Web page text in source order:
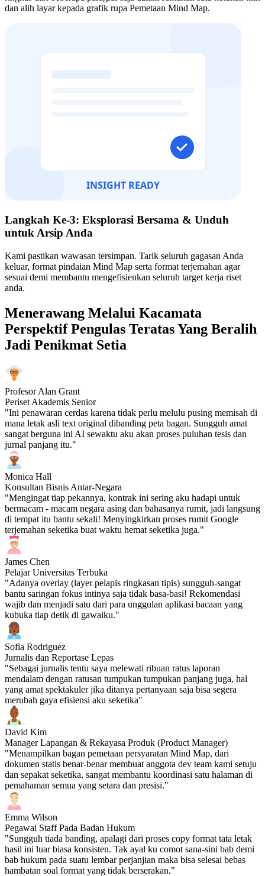
dan alih layar kepada grafik rupa Pemetaan Mind Map.
Langkah Ke-3: Eksplorasi Bersama & Unduh
untuk Arsip Anda
Kami pastikan wawasan tersimpan. Tarik seluruh gagasan Anda
keluar, format pindaian Mind Map serta format terjemahan agar
sesuai demi membantu mengefisienkan seluruh target kerja riset
anda.
Menerawang Melalui Kacamata
Perspektif Pengulas Teratas Yang Beralih
Jadi Penikmat Setia
Profesor Alan Grant
Periset Akademis Senior
"Ini penawaran cerdas karena tidak perlu melulu pusing memisah di
mana letak asli text original dibanding peta bagan. Sungguh amat
sangat berguna ini AI sewaktu aku akan proses puluhan tesis dan
jurnal panjang itu."
Monica Hall
Konsultan Bisnis Antar-Negara
"Mengingat tiap pekannya, kontrak ini sering aku hadapi untuk
bermacam - macam negara asing dan bahasanya rumit, jadi langsung
di tempat itu bantu sekali! Menyingkirkan proses rumit Google
terjemahan seketika buat waktu hemat seketika juga."
James Chen
Pelajar Universitas Terbuka
"Adanya overlay (layer pelapis ringkasan tipis) sungguh-sangat
bantu saringan fokus intinya saja tidak basa-basi! Rekomendasi
wajib dan menjadi satu dari para unggulan aplikasi bacaan yang
kubuka tiap detik di gawaiku."
Sofia Rodriguez
Jurnalis dan Reportase Lepas
"Sebagai jurnalis tentu saya melewati ribuan ratus laporan
mendalam dengan ratusan tumpukan tumpukan panjang juga, hal
yang amat spektakuler jika ditanya pertanyaan saja bisa segera
merubah gaya efisiensi aku seketika"
David Kim
Manager Lapangan & Rekayasa Produk (Product Manager)
"Menampilkan bagan pemetaan persyaratan Mind Map, dari
dokumen statis benar-benar membuat anggota dev team kami setuju
dan sepakat seketika, sangat membantu koordinasi satu halaman di
pemahaman semua yang setara dan presisi."
Emma Wilson
Pegawai Staff Pada Badan Hukum
"Sungguh tiada banding, apalagi dari proses copy format tata letak
hasil ini luar biasa konsisten. Tak ayal ku comot sana-sini bab demi
bab hukum pada suatu lembar perjanjian maka bisa selesai bebas
hambatan soal format yang tidak berserakan."